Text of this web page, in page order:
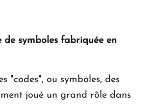
de symboles fabriquée en
"codes", ou symboles, des
joué un grand rôle dans